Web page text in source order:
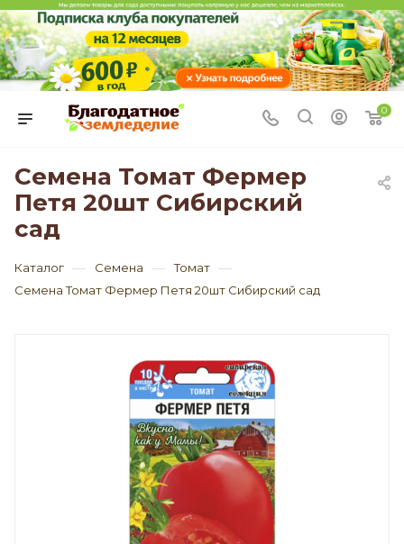
0
Семена Томат Фермер
Петя 20шт Сибирский
сад
Каталог — Семена — Томат —
Семена Томат Фермер Петя 20шт Сибирский сад